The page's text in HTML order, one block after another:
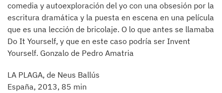
comedia y autoexploración del yo con una obsesión por la
escritura dramática y la puesta en escena en una película
que es una lección de bricolaje. O lo que antes se llamaba
Do It Yourself, y que en este caso podría ser Invent
Yourself. Gonzalo de Pedro Amatria
LA PLAGA, de Neus Ballús
España, 2013, 85 min